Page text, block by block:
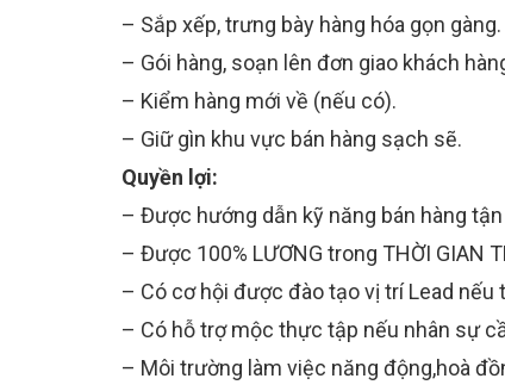
– Sắp xếp, trưng bày hàng hóa gọn gàng.
– Gói hàng, soạn lên đơn giao khách
– Kiểm hàng mới về (nếu có).
– Giữ gìn khu vực bán hàng sạch sẽ.
Quyền lợi:
– Được hướng dẫn kỹ năng bán hàng
– Được 100% LƯƠNG trong THỜI GIAN
– Có cơ hội được đào tạo vị trí Lead nếu
– Có hỗ trợ mộc thực tập nếu nhân sự
– Môi trường làm việc năng động,hoà